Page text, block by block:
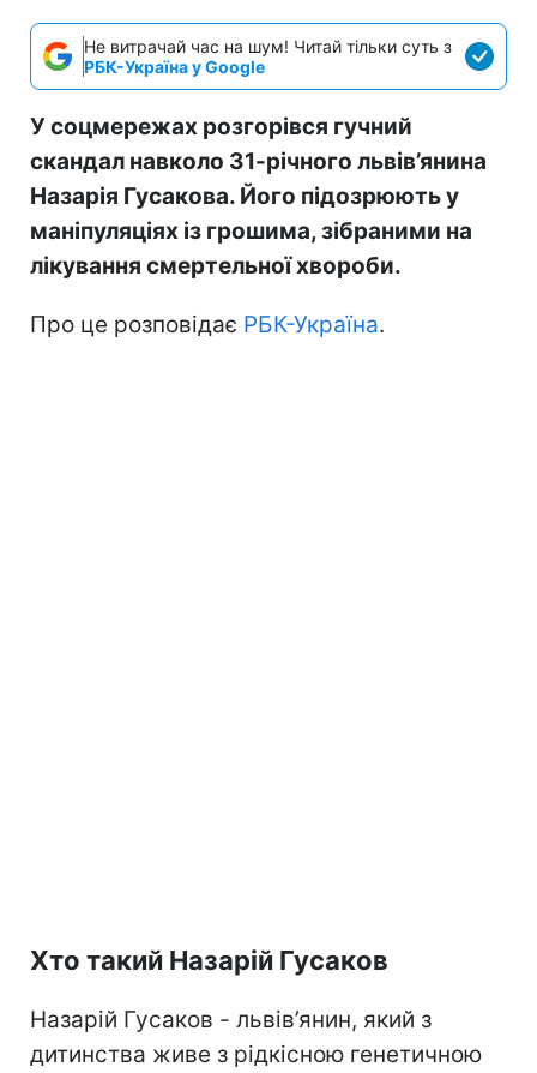
Не витрачай час на шум! Читай тільки суть з
РБК-Україна у Google
У соцмережах розгорівся гучний
скандал навколо 31-річного львів’янина
Назарія Гусакова. Його підозрюють у
маніпуляціях із грошима, зібраними на
лікування смертельної хвороби.
Про це розповідає РБК-Україна.
Хто такий Назарій Гусаков
Назарій Гусаков - львів’янин, який з
дитинства живе з рідкісною генетичною